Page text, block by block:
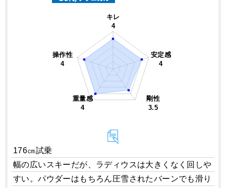
キレ
4
安定感
4
剛性
3.5
重量感
4
操作性
4
176㎝試乗
幅の広いスキーだが、ラディウスは大きくなく回しや
すい。パウダーはもちろん圧雪されたバーンでも滑り